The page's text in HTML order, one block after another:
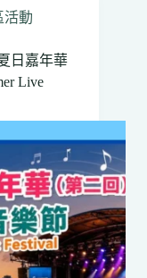
活動
日嘉年華
Live